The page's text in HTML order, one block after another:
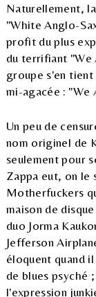
Naturellement,
"White Anglo-
profit du plus
du terrifiant "We
groupe s'en tient
mi-agacée : "We
Un peu de
nom originel de
seulement pour
Zappa eut, on le
Motherfuckers
maison de
duo Jorma
Jefferson
éloquent quand
de blues psyché
l'expression